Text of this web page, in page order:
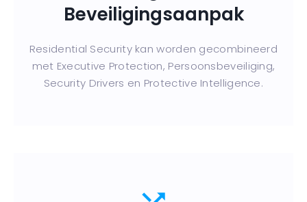
Beveiligingsaanpak
Residential Security kan worden gecombineerd
met Executive Protection, Persoonsbeveiliging,
Security Drivers en Protective Intelligence.